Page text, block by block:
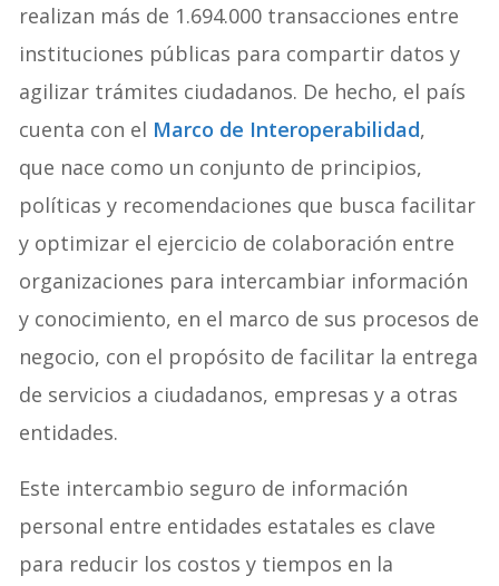
realizan más de 1.694.000 transacciones entre
instituciones públicas para compartir datos y
agilizar trámites ciudadanos. De hecho, el país
cuenta con el Marco de Interoperabilidad,
que nace como un conjunto de principios,
políticas y recomendaciones que busca facilitar
y optimizar el ejercicio de colaboración entre
organizaciones para intercambiar información
y conocimiento, en el marco de sus procesos de
negocio, con el propósito de facilitar la entrega
de servicios a ciudadanos, empresas y a otras
entidades.
Este intercambio seguro de información
personal entre entidades estatales es clave
para reducir los costos y tiempos en la